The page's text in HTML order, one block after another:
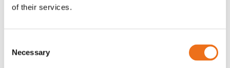
of their services.
Selection
Necessary